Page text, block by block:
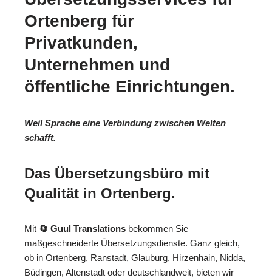
Ortenberg für
Privatkunden,
Unternehmen und
öffentliche Einrichtungen.
Weil Sprache eine Verbindung zwischen Welten
schafft.
Das Übersetzungsbüro mit
Qualität in Ortenberg.
Mit 🔄 Guul Translations bekommen Sie
maßgeschneiderte Übersetzungsdienste. Ganz gleich,
ob in Ortenberg, Ranstadt, Glauburg, Hirzenhain, Nidda,
Büdingen, Altenstadt oder deutschlandweit, bieten wir